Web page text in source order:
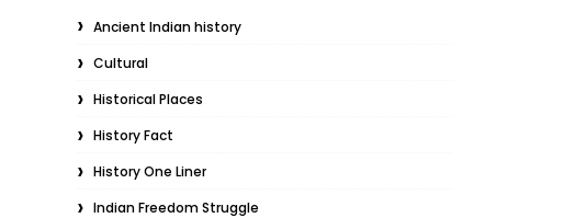
Ancient Indian history
Cultural
Historical Places
History Fact
History One Liner
Indian Freedom Struggle